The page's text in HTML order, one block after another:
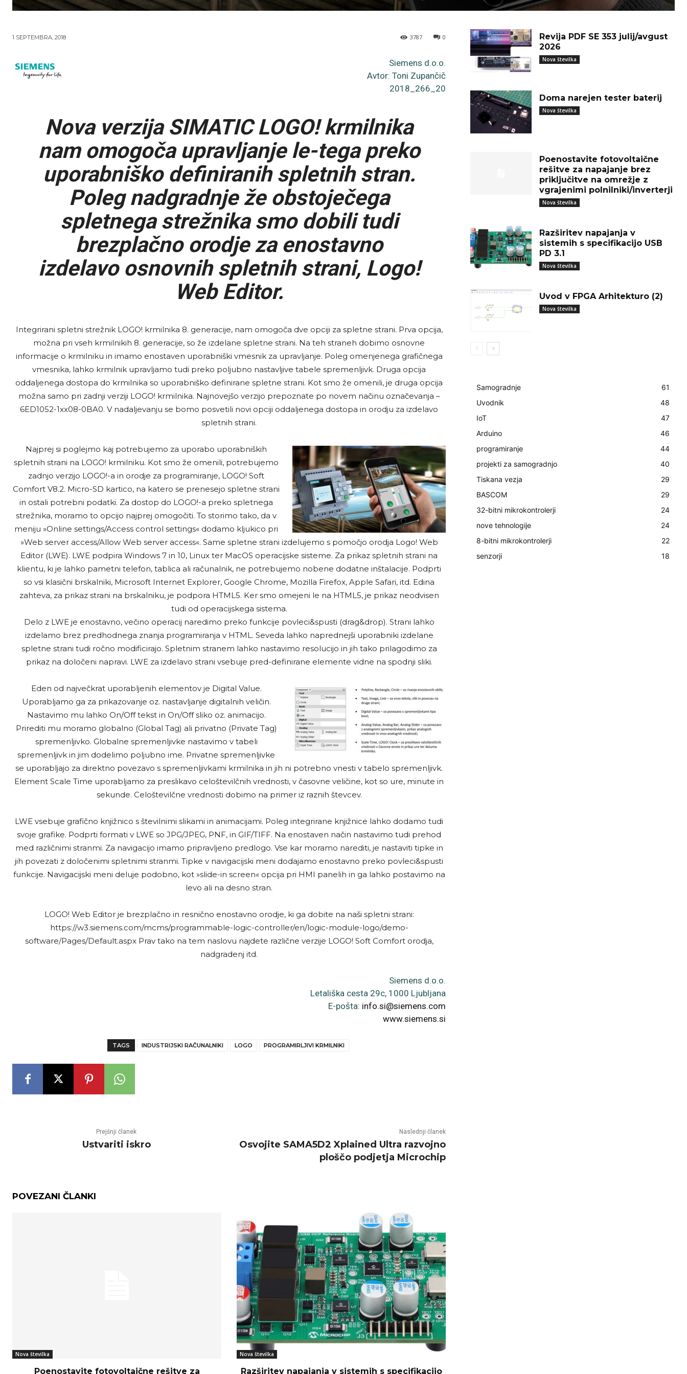
1 SEPTEMBRA, 2018 0
3787
Siemens d.o.o.
Avtor: Toni Zupančič
2018_266_20
Nova verzija SIMATIC LOGO! krmilnika
nam omogoča upravljanje le-tega preko
uporabniško definiranih spletnih stran.
Poleg nadgradnje že obstoječega
spletnega strežnika smo dobili tudi
brezplačno orodje za enostavno
izdelavo osnovnih spletnih strani, Logo!
Web Editor.
Integrirani spletni strežnik LOGO! krmilnika 8. generacije, nam omogoča dve opciji za spletne strani. Prva opcija,
možna pri vseh krmilnikih 8. generacije, so že izdelane spletne strani. Na teh straneh dobimo osnovne
informacije o krmilniku in imamo enostaven uporabniški vmesnik za upravljanje. Poleg omenjenega grafičnega
vmesnika, lahko krmilnik upravljamo tudi preko poljubno nastavljive tabele spremenljivk. Druga opcija
oddaljenega dostopa do krmilnika so uporabniško definirane spletne strani. Kot smo že omenili, je druga opcija
možna samo pri zadnji verziji LOGO! krmilnika. Najnovejšo verzijo prepoznate po novem načinu označevanja –
6ED1052-1xx08-0BA0. V nadaljevanju se bomo posvetili novi opciji oddaljenega dostopa in orodju za izdelavo
spletnih strani.
Najprej si poglejmo kaj potrebujemo za uporabo uporabniških
spletnih strani na LOGO! krmilniku. Kot smo že omenili, potrebujemo
zadnjo verzijo LOGO!-a in orodje za programiranje, LOGO! Soft
Comfort V8.2. Micro-SD kartico, na katero se prenesejo spletne strani
in ostali potrebni podatki. Za dostop do LOGO!-a preko spletnega
strežnika, moramo to opcijo najprej omogočiti. To storimo tako, da v
meniju »Online settings/Access control settings« dodamo kljukico pri
»Web server access/Allow Web server access«. Same spletne strani izdelujemo s pomočjo orodja Logo! Web
Editor (LWE). LWE podpira Windows 7 in 10, Linux ter MacOS operacijske sisteme. Za prikaz spletnih strani na
klientu, ki je lahko pametni telefon, tablica ali računalnik, ne potrebujemo nobene dodatne inštalacije. Podprti
so vsi klasični brskalniki, Microsoft Internet Explorer, Google Chrome, Mozilla Firefox, Apple Safari, itd. Edina
zahteva, za prikaz strani na brskalniku, je podpora HTML5. Ker smo omejeni le na HTML5, je prikaz neodvisen
tudi od operacijskega sistema.
Delo z LWE je enostavno, večino operacij naredimo preko funkcije povleci&spusti (drag&drop). Strani lahko
izdelamo brez predhodnega znanja programiranja v HTML. Seveda lahko naprednejši uporabniki izdelane
spletne strani tudi ročno modificirajo. Spletnim stranem lahko nastavimo resolucijo in jih tako prilagodimo za
prikaz na določeni napravi. LWE za izdelavo strani vsebuje pred-definirane elemente vidne na spodnji sliki.
Eden od največkrat uporabljenih elementov je Digital Value.
Uporabljamo ga za prikazovanje oz. nastavljanje digitalnih veličin.
Nastavimo mu lahko On/Off tekst in On/Off sliko oz. animacijo.
Prirediti mu moramo globalno (Global Tag) ali privatno (Private Tag)
spremenljivko. Globalne spremenljivke nastavimo v tabeli
spremenljivk in jim dodelimo poljubno ime. Privatne spremenljivke
se uporabljajo za direktno povezavo s spremenljivkami krmilnika in jih ni potrebno vnesti v tabelo spremenljivk.
Element Scale Time uporabljamo za preslikavo celoštevilčnih vrednosti, v časovne veličine, kot so ure, minute in
sekunde. Celoštevilčne vrednosti dobimo na primer iz raznih števcev.
LWE vsebuje grafično knjižnico s številnimi slikami in animacijami. Poleg integrirane knjižnice lahko dodamo tudi
svoje grafike. Podprti formati v LWE so JPG/JPEG, PNF, in GIF/TIFF. Na enostaven način nastavimo tudi prehod
med različnimi stranmi. Za navigacijo imamo pripravljeno predlogo. Vse kar moramo narediti, je nastaviti tipke in
jih povezati z določenimi spletnimi stranmi. Tipke v navigacijski meni dodajamo enostavno preko povleci&spusti
funkcije. Navigacijski meni deluje podobno, kot »slide-in screen« opcija pri HMI panelih in ga lahko postavimo na
levo ali na desno stran.
LOGO! Web Editor je brezplačno in resnično enostavno orodje, ki ga dobite na naši spletni strani:
https://w3.siemens.com/mcms/programmable-logic-controller/en/logic-module-logo/demo-
software/Pages/Default.aspx Prav tako na tem naslovu najdete različne verzije LOGO! Soft Comfort orodja,
nadgradenj itd.
Siemens d.o.o.
Letališka cesta 29c, 1000 Ljubljana
E-pošta: info.si@siemens.com
www.siemens.si
TAGS INDUSTRIJSKI RAČUNALNIKI LOGO PROGRAMIRLJIVI KRMILNIKI
Prejšnji članek
Ustvariti iskro
Naslednji članek
Osvojite SAMA5D2 Xplained Ultra razvojno
ploščo podjetja Microchip
POVEZANI ČLANKI
Nova številka
Poenostavite fotovoltaične rešitve za
Nova številka
Razširitev napajanja v sistemih s specifikacijo
Revija PDF SE 353 julij/avgust
2026
Nova številka
Doma narejen tester baterij
Nova številka
Poenostavite fotovoltaične
rešitve za napajanje brez
priključitve na omrežje z
vgrajenimi polnilniki/inverterji
Nova številka
Razširitev napajanja v
sistemih s specifikacijo USB
PD 3.1
Nova številka
Uvod v FPGA Arhitekturo (2)
Nova številka
Samogradnje
61
Uvodnik
48
IoT
47
Arduino
46
programiranje
44
projekti za samogradnjo
40
Tiskana vezja
29
BASCOM
29
32-bitni mikrokontrolerji
24
nove tehnologije
24
8-bitni mikrokontrolerji
22
senzorji
18